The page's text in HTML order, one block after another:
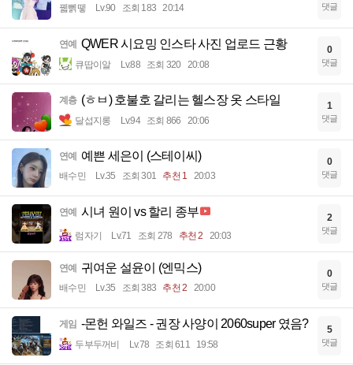
꿻뻵뗗 Lv.90 조회 183 20:14 댓글
연예 QWER 시요밍 인스타 사진 업로드 근황
큐땁이알 Lv.88 조회 320 20:08
0
댓글
계층 (ㅎㅂ) 호불호 갈리는 헬스장 옷 스타일
달섭지롱 Lv.94 조회 866 20:06
1
댓글
연예 예쁜 세은이 (스테이씨)
배수민 Lv.35 조회 301 추천 1 20:03
0
댓글
연예 시녀 원이 vs 할리 종부
럼자기 Lv.71 조회 278 추천 2 20:03
2
댓글
연예 귀여운 설윤이 (엔믹스)
배수민 Lv.35 조회 383 추천 2 20:00
0
댓글
게임 -몬헌 와일즈 - 권장 사양이 2060super 였음?
두부두꺼비 Lv.78 조회 611 19:58
5
댓글